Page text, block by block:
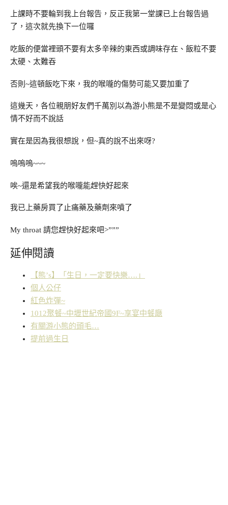
上課時不要輪到我上台報告，反正我第一堂課已上台報告過
了，這次就先換下一位囉
吃飯的便當裡頭不要有太多辛辣的東西或調味存在、飯粒不要
太硬、太難吞
否則~這頓飯吃下來，我的喉嚨的傷勢可能又要加重了
這幾天，各位親朋好友們千萬別以為游小熊是不是變悶或是心
情不好而不說話
實在是因為我很想說，但~真的說不出來呀?
嗚嗚嗚~~~
唉~還是希望我的喉嚨能趕快好起來
我已上藥房買了止痛藥及藥劑來噴了
My throat 請您趕快好起來吧>”””
延伸閱讀
【熊’s】「生日，一定要快樂….」
個人公仔
紅色炸彈~
1012聚餐~中壢世紀帝國9F~享宴中餐廰
有關游小熊的頭毛…
提前過生日